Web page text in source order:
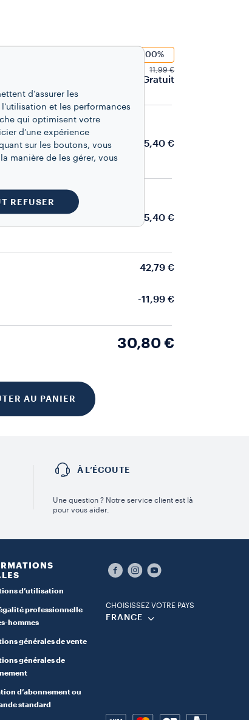
-100%
11,99 €
Gratuit
AVEC LES MACHINES NESPRESSO*
15,40 €
AVEC LES MACHINES NESPRESSO*
15,40 €
42,79 €
-11,99 €
30,80 €
AU PANIER
À L’ÉCOUTE
Une question ? Notre service client est là
pour vous aider.
d’utilisation
professionnelle
hommes
générales de vente
générales de
d’abonnement ou
standard
CHOISISSEZ VOTRE PAYS
FRANCE
d’assurer les
et les performances
qui optimisent votre
d’une expérience
sur les boutons, vous
manière de les gérer, vous
REFUSER